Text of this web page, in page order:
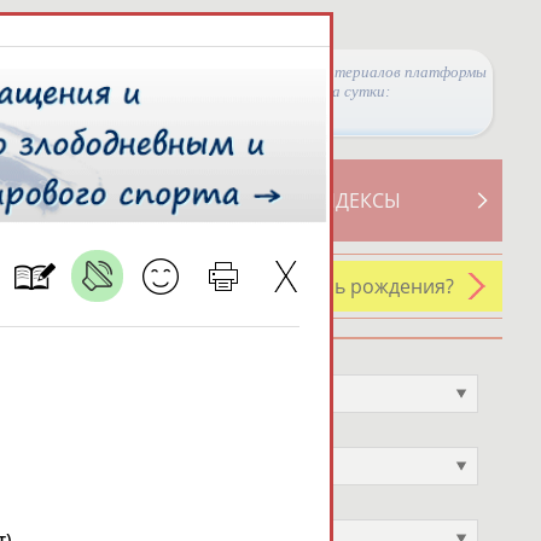
Просмотры материалов платформы
за сутки:
СВОДНЫЕ ИНДЕКСЫ
У кого сегодня день рождения?